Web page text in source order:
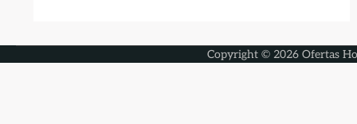
Copyright © 2026 Ofertas